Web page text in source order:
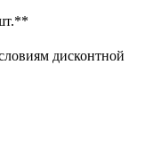
дисконтной